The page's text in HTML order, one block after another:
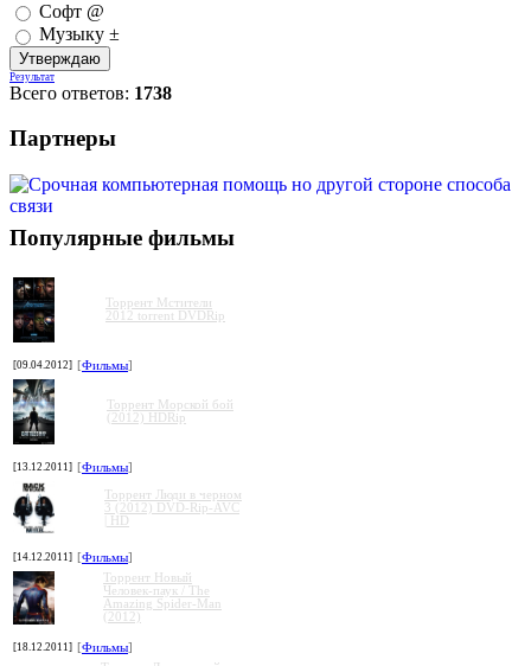
Софт @
Музыку ±
Результат
Всего ответов: 1738
Партнеры
Популярные фильмы
Торрент Мстители
2012 torrent DVDRip
[09.04.2012] [Фильмы]
Торрент Морской бой
(2012) HDRip
[13.12.2011] [Фильмы]
Торрент Люди в черном
3 (2012) DVD-Rip-AVC
| HD
[14.12.2011] [Фильмы]
Торрент Новый
Человек-паук / The
Amazing Spider-Man
(2012)
[18.12.2011] [Фильмы]